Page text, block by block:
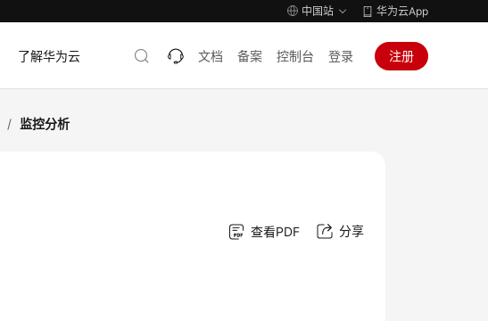
中国站 华为云App
了解华为云 文档 备案 控制台 登录 注册
/ 监控分析
查看PDF 分享